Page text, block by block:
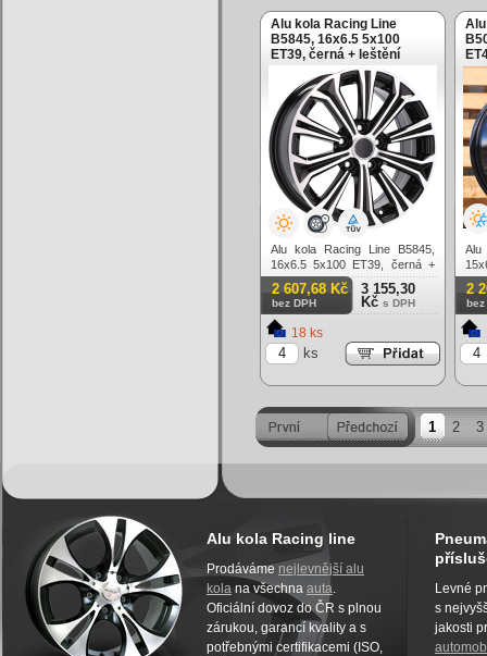
Alu kola Racing Line
B5845, 16x6.5 5x100
ET39, černá + leštění
Alu kola Racing Line B5845,
16x6.5 5x100 ET39, černá +
leštění
2 607,68 Kč
bez DPH
3 155,30
Kč s DPH
18 ks
ks
Alu
2
bez
1 2 3
Alu kola Racing line
Prodáváme nejlevnější alu
kola na všechna auta.
Oficiální dovoz do ČR s plnou
zárukou, garancí kvality a s
potřebnými certifikacemi (ISO,
Levné
s
jakosti